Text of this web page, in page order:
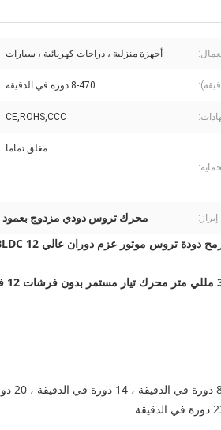
أجهزة منزلية ، دراجات كهربائية ، سيارات
8-470 دورة في الدقيقة
CE,ROHS,CCC
مغلق تماما
إبراز: محرك تروس دودي مزدوج بعمود 33 مم